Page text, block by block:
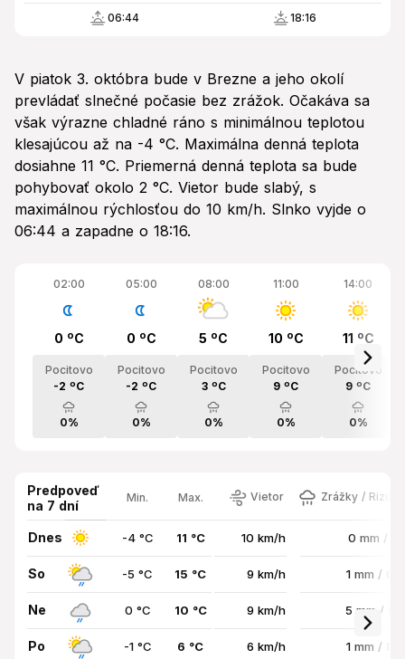
06:44 18:16
V piatok 3. októbra bude v Brezne a jeho okolí
prevládať slnečné počasie bez zrážok. Očakáva sa
však výrazne chladné ráno s minimálnou teplotou
klesajúcou až na -4 °C. Maximálna denná teplota
dosiahne 11 °C. Priemerná denná teplota sa bude
pohybovať okolo 2 °C. Vietor bude slabý, s
maximálnou rýchlosťou do 10 km/h. Slnko vyjde o
06:44 a zapadne o 18:16.
02:00
0 ºC
Pocitovo
-2 ºC
0%
05:00
0 ºC
Pocitovo
-2 ºC
0%
08:00
5 ºC
Pocitovo
3 ºC
0%
11:00
10 ºC
Pocitovo
9 ºC
0%
14:00
11 ºC
Pocitovo
9 ºC
0%
Predpoveď
na 7 dní
Min. Max. Vietor Zrážky /
Dnes -4 °C 11 °C 10 km/h 0 mm /
So -5 °C 15 °C 9 km/h 1 mm /
Ne 0 °C 10 °C 9 km/h 5 mm /
Po -1 °C 6 °C 6 km/h 1 mm /